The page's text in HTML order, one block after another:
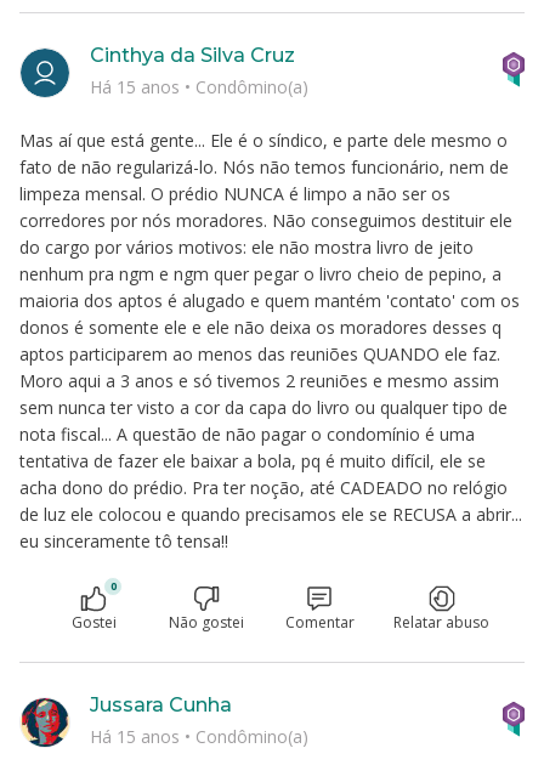
Mas aí que está gente... Ele é o síndico, e parte dele mesmo o
fato de não regularizá-lo. Nós não temos funcionário, nem de
limpeza mensal. O prédio NUNCA é limpo a não ser os
corredores por nós moradores. Não conseguimos destituir ele
do cargo por vários motivos: ele não mostra livro de jeito
nenhum pra ngm e ngm quer pegar o livro cheio de pepino, a
maioria dos aptos é alugado e quem mantém 'contato' com os
donos é somente ele e ele não deixa os moradores desses q
aptos participarem ao menos das reuniões QUANDO ele faz.
Moro aqui a 3 anos e só tivemos 2 reuniões e mesmo assim
sem nunca ter visto a cor da capa do livro ou qualquer tipo de
nota fiscal... A questão de não pagar o condomínio é uma
tentativa de fazer ele baixar a bola, pq é muito difícil, ele se
acha dono do prédio. Pra ter noção, até CADEADO no relógio
de luz ele colocou e quando precisamos ele se RECUSA a abrir...
eu sinceramente tô tensa!!
Cinthya da Silva Cruz
Há 15 anos • Condômino(a)
0
Gostei Não gostei Comentar Relatar abuso
Jussara Cunha
Há 15 anos • Condômino(a)